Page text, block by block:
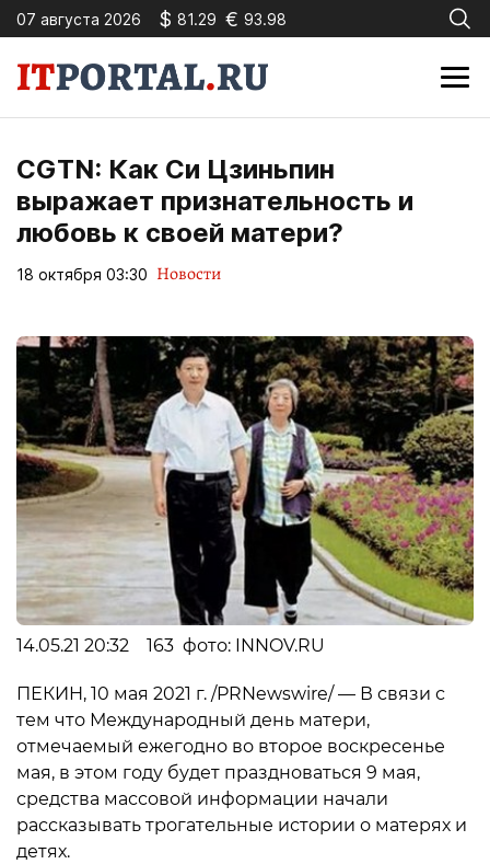
07 августа 2026 $ 81.29 € 93.98
CGTN: Как Си Цзиньпин
выражает признательность и
любовь к своей матери?
18 октября 03:30 Новости
14.05.21 20:32 163 фото: INNOV.RU
ПЕКИН, 10 мая 2021 г. /PRNewswire/ — В связи с
тем что Международный день матери,
отмечаемый ежегодно во второе воскресенье
мая, в этом году будет праздноваться 9 мая,
средства массовой информации начали
рассказывать трогательные истории о матерях и
детях.